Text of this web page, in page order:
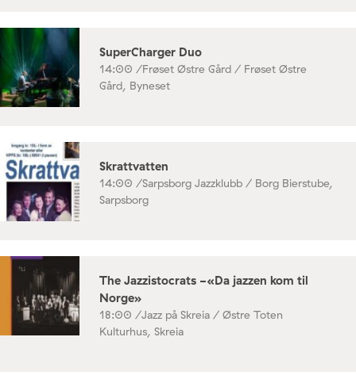
SuperCharger Duo
14:00 /Frøset Østre Gård / Frøset Østre
Gård, Byneset
Skrattvatten
14:00 /Sarpsborg Jazzklubb / Borg Bierstube,
Sarpsborg
The Jazzistocrats -«Da jazzen kom til
Norge»
18:00 /Jazz på Skreia / Østre Toten
Kulturhus, Skreia